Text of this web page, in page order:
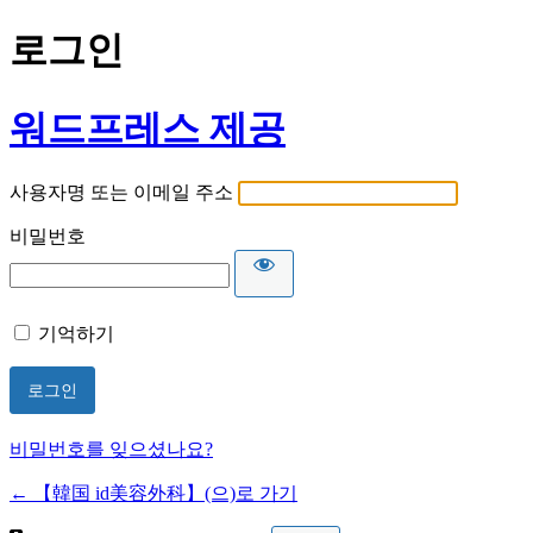
로그인
워드프레스 제공
사용자명 또는 이메일 주소
비밀번호
기억하기
비밀번호를 잊으셨나요?
← 【韓国 id美容外科】(으)로 가기